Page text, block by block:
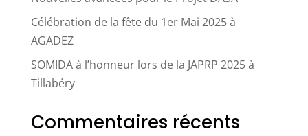
Célébration de la fête du 1er Mai 2025 à
AGADEZ
SOMIDA à l’honneur lors de la JAPRP 2025 à
Tillabéry
Commentaires récents